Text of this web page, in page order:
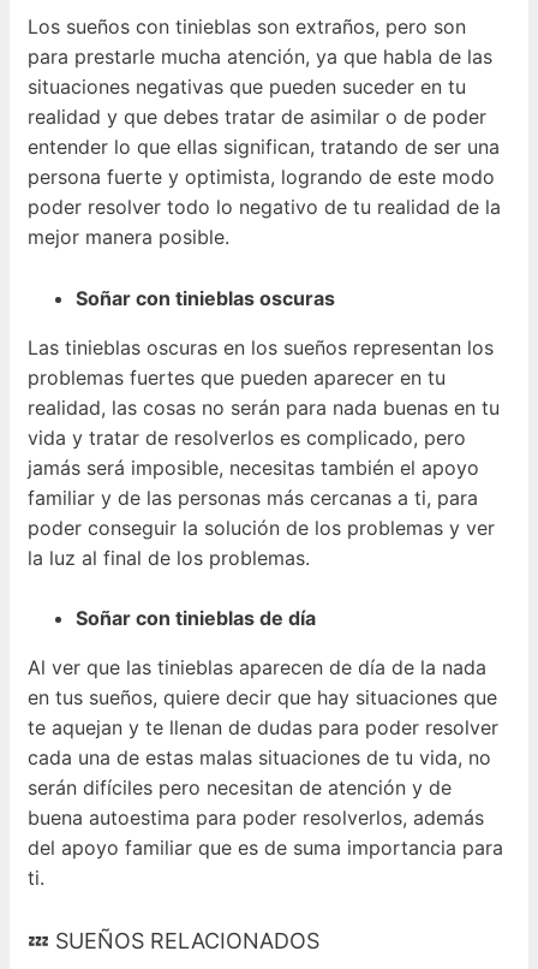
Los sueños con tinieblas son extraños, pero son
para prestarle mucha atención, ya que habla de las
situaciones negativas que pueden suceder en tu
realidad y que debes tratar de asimilar o de poder
entender lo que ellas significan, tratando de ser una
persona fuerte y optimista, logrando de este modo
poder resolver todo lo negativo de tu realidad de la
mejor manera posible.
Soñar con tinieblas oscuras
Las tinieblas oscuras en los sueños representan los
problemas fuertes que pueden aparecer en tu
realidad, las cosas no serán para nada buenas en tu
vida y tratar de resolverlos es complicado, pero
jamás será imposible, necesitas también el apoyo
familiar y de las personas más cercanas a ti, para
poder conseguir la solución de los problemas y ver
la luz al final de los problemas.
Soñar con tinieblas de día
Al ver que las tinieblas aparecen de día de la nada
en tus sueños, quiere decir que hay situaciones que
te aquejan y te llenan de dudas para poder resolver
cada una de estas malas situaciones de tu vida, no
serán difíciles pero necesitan de atención y de
buena autoestima para poder resolverlos, además
del apoyo familiar que es de suma importancia para
ti.
💤 SUEÑOS RELACIONADOS